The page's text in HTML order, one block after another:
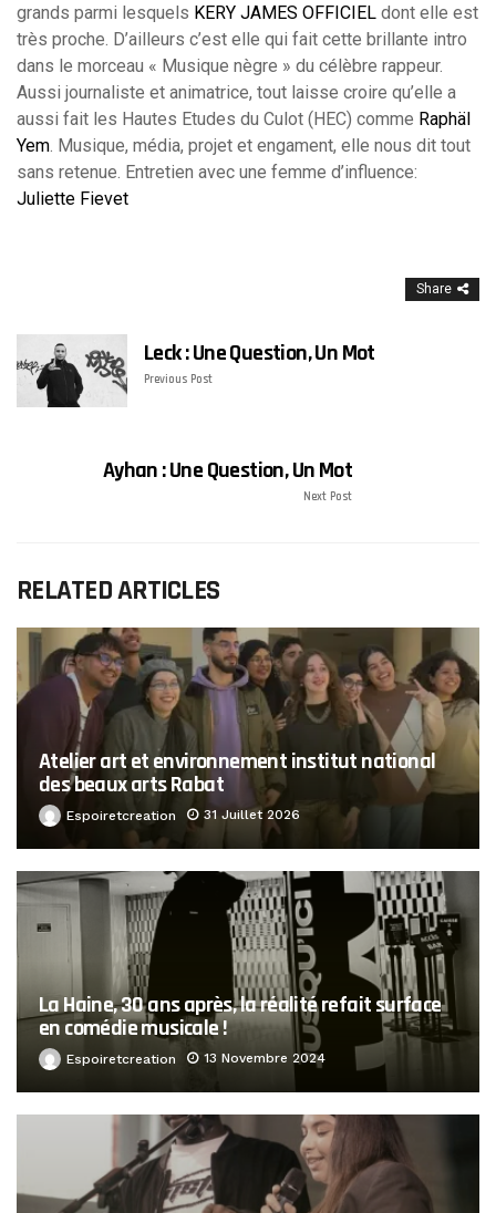
grands parmi lesquels KERY JAMES OFFICIEL dont elle est
très proche. D’ailleurs c’est elle qui fait cette brillante intro
dans le morceau « Musique nègre » du célèbre rappeur.
Aussi journaliste et animatrice, tout laisse croire qu’elle a
aussi fait les Hautes Etudes du Culot (HEC) comme Raphäl
Yem . Musique, média, projet et engament, elle nous dit tout
sans retenue. Entretien avec une femme d’influence:
Juliette Fievet
Share
Leck : Une Question, Un Mot
Previous Post
Ayhan : Une Question, Un Mot
Next Post
RELATED ARTICLES
Atelier art et environnement institut national
des beaux arts Rabat
Espoiretcreation 31 Juillet 2026
La Haine, 30 ans après, la réalité refait surface
en comédie musicale !
Espoiretcreation 13 Novembre 2024